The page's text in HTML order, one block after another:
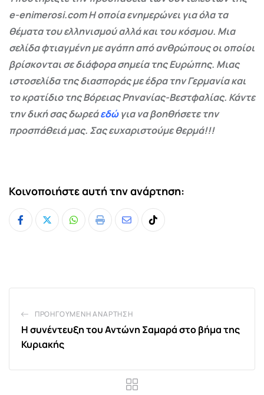
e-enimerosi.com Η οποία ενημερώνει για όλα τα
θέματα του ελληνισμού αλλά και του κόσμου. Μια
σελίδα φτιαγμένη με αγάπη από ανθρώπους οι οποίοι
βρίσκονται σε διάφορα σημεία της Ευρώπης. Μιας
ιστοσελίδα της διασποράς με έδρα την Γερμανία και
το κρατίδιο της Βόρειας Ρηνανίας-Βεστφαλίας. Κάντε
την δική σας δωρεάεδώγια να βοηθήσετε την
προσπάθειά μας. Σας ευχαριστούμε θερμά!!!
Κοινοποιήστε αυτή την ανάρτηση:
Whatsapp
Print
ShareTiktok
ΠΡΟΗΓΟΎΜΕΝΗ ΑΝΆΡΤΗΣΗ
Η συνέντευξη του Αντώνη Σαμαρά στο βήμα της
Κυριακής